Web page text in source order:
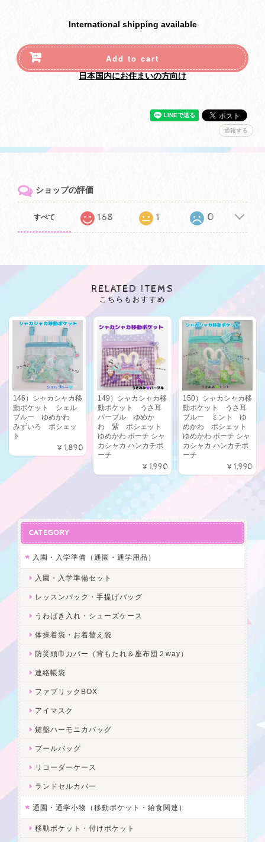
International shipping available
Add to cart
日本国内にお住まいの方向け
通報する
ショップの評価
すべて 168 1 0
RELATED ITEMS
こちらもおすすめ
146）シャカシャカ移
動ポケット シェル
ブルー ゆめかわ
みずいろ ポシェッ
ト
¥1,890
149）シャカシャカ移
動ポケット うさ耳
パープル ゆめか
わ 紫 ポシェット
ゆめかわ ポーチ シャ
カシャカ ハンカチポ
ーチ
¥1,990
150）シャカシャカ移
動ポケット うさ耳
ブルー ミント ゆ
めかわ ポシェット
ゆめかわ ポーチ シャ
カシャカ ハンカチポ
ーチ
¥1,990
CATEGORY
入園・入学準備（通園・通学用品）
入園・入学準備セット
レッスンバック・手提げバッグ
うわばき入れ・シューズケース
体操着袋・お着替え袋
防災頭巾カバー（背もたれ＆座布団２way）
連絡帳袋
ファブリックBOX
アイマスク
鍵盤ハーモニカバッグ
プールバッグ
リコーダーケース
ランドセルカバー
通園・通学小物（移動ポケット・給食関連）
移動ポケット・付けポケット